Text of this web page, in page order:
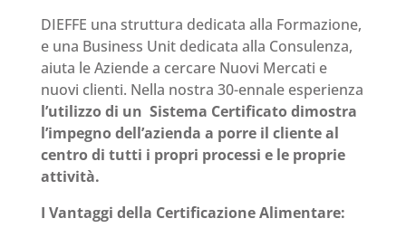
DIEFFE una struttura dedicata alla Formazione,
e una Business Unit dedicata alla Consulenza,
aiuta le Aziende a cercare Nuovi Mercati e
nuovi clienti. Nella nostra 30-ennale esperienza
l’utilizzo di un Sistema Certificato dimostra
l’impegno dell’azienda a porre il cliente al
centro di tutti i propri processi e le proprie
attività.
I Vantaggi della Certificazione Alimentare: